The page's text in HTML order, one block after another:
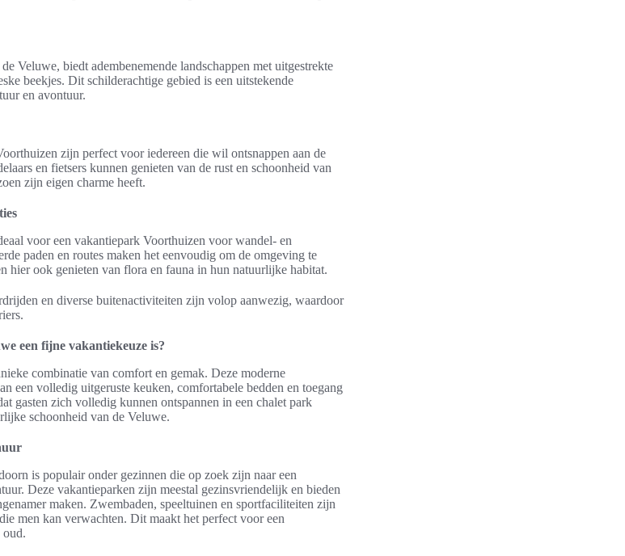
Veluwe, biedt adembenemende landschappen met uitgestrekte
beekjes. Dit schilderachtige gebied is een uitstekende
en avontuur.
zijn perfect voor iedereen die wil ontsnappen aan de
en fietsers kunnen genieten van de rust en schoonheid van
zijn eigen charme heeft.
voor een vakantiepark Voorthuizen voor wandel- en
paden en routes maken het eenvoudig om de omgeving te
hier ook genieten van flora en fauna in hun natuurlijke habitat.
en diverse buitenactiviteiten zijn volop aanwezig, waardoor
een fijne vakantiekeuze is?
combinatie van comfort en gemak. Deze moderne
een volledig uitgeruste keuken, comfortabele bedden en toegang
gasten zich volledig kunnen ontspannen in een chalet park
schoonheid van de Veluwe.
is populair onder gezinnen die op zoek zijn naar een
Deze vakantieparken zijn meestal gezinsvriendelijk en bieden
maken. Zwembaden, speeltuinen en sportfaciliteiten zijn
men kan verwachten. Dit maakt het perfect voor een